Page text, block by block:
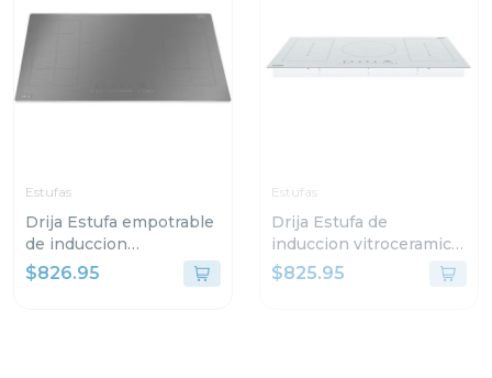
Estufas
Drija Estufa empotrable
de induccion
vitroceramica antirayas
de 2 zonas flex
$826.95
Estufas
Drija Estufa de
induccion vitroceramica
con 2 zonas flex
germany90
$825.95